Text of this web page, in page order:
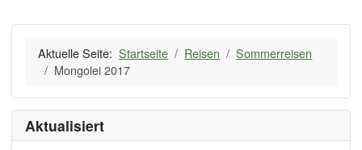
Aktuelle Seite:Startseite Reisen
Sommerreisen
Mongolei 2017
Aktualisiert